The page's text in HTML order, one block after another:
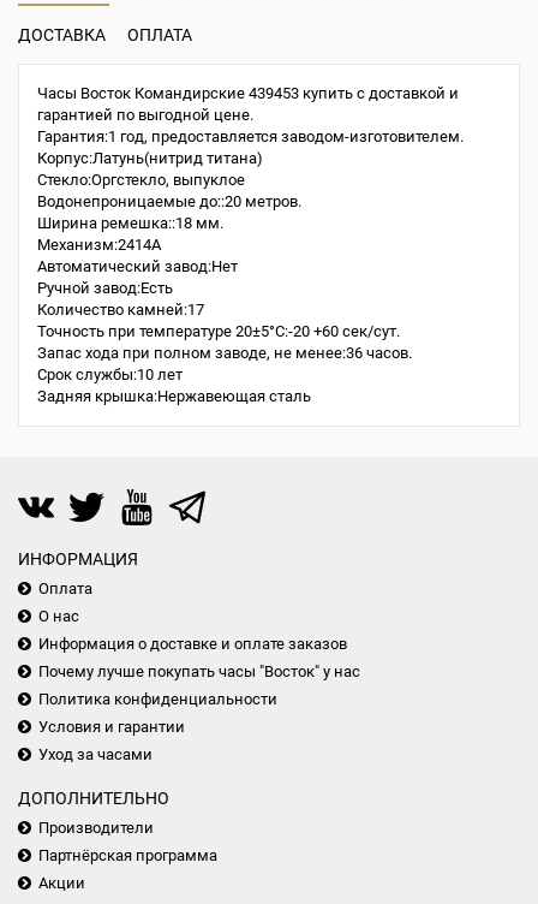
ДОСТАВКА ОПЛАТА
Часы Восток Командирские 439453 купить с доставкой и
гарантией по выгодной цене.
Гарантия:1 год, предоставляется заводом-изготовителем.
Корпус:Латунь(нитрид титана)
Стекло:Оргстекло, выпуклое
Водонепроницаемые до::20 метров.
Ширина ремешка::18 мм.
Механизм:2414A
Автоматический завод:Нет
Ручной завод:Есть
Количество камней:17
Точность при температуре 20±5°С:-20 +60 сек/сут.
Запас хода при полном заводе, не менее:36 часов.
Срок службы:10 лет
Задняя крышка:Нержавеющая сталь
ИНФОРМАЦИЯ
Оплата
О нас
Информация о доставке и оплате заказов
Почему лучше покупать часы "Восток" у нас
Политика конфиденциальности
Условия и гарантии
Уход за часами
ДОПОЛНИТЕЛЬНО
Производители
Партнёрская программа
Акции